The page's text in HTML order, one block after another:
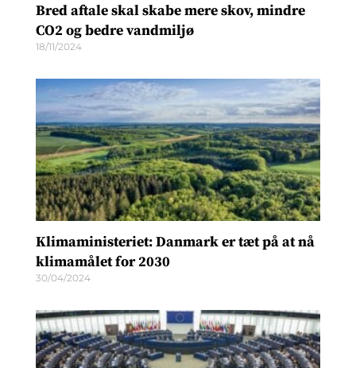
Bred aftale skal skabe mere skov, mindre
CO2 og bedre vandmiljø
18/11/2024
Klimaministeriet: Danmark er tæt på at nå
klimamålet for 2030
30/04/2024